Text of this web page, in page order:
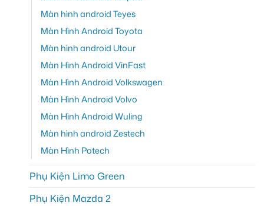
Màn hình android Teyes
Màn Hình Android Toyota
Màn hình android Utour
Màn Hình Android VinFast
Màn Hình Android Volkswagen
Màn Hình Android Volvo
Màn Hình Android Wuling
Màn hình android Zestech
Màn Hình Potech
Phụ Kiện Limo Green
Phụ Kiện Mazda 2